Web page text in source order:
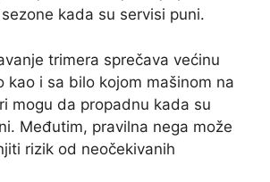
kada su servisi puni.
trimera sprečava većinu
kao i sa bilo kojom mašinom na
mogu da propadnu kada su
Međutim, pravilna nega može
rizik od neočekivanih